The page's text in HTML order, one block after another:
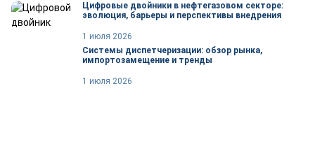
Цифровые двойники в нефтегазовом секторе:
эволюция, барьеры и перспективы внедрения
1 июля 2026
Системы диспетчеризации: обзор рынка,
импортозамещение и тренды
1 июля 2026